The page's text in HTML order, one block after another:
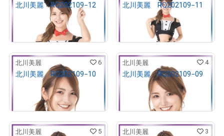
北川美麗 RQ202109−12
売出し（初回販売）
北川美麗 RQ202109−11
10,000
売出し（初回販売）
北川美麗 6
北川美麗 RQ202109−10
10,000
売出し（初回販売）
北川美麗 4
北川美麗 RQ202109−09
10,000
売出し（初回販売）
北川美麗 5 北川美麗 3